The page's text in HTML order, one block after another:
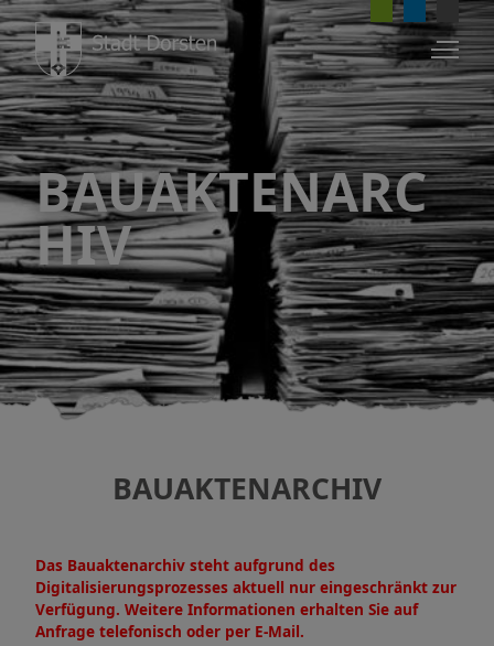
BAUAKTENARC
HIV
BAUAKTENARCHIV
Das Bauaktenarchiv steht aufgrund des
Digitalisierungsprozesses aktuell nur eingeschränkt zur
Verfügung. Weitere Informationen erhalten Sie auf
Anfrage telefonisch oder per E-Mail.